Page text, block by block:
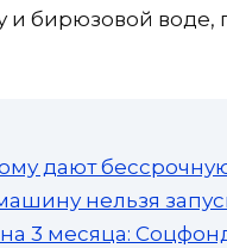
и бирюзовой воде,
дают
нельзя
3 месяца: